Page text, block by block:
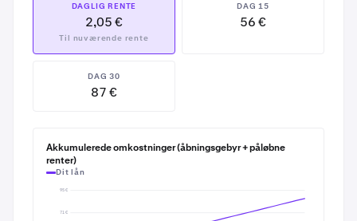
Tryk ind på detaljerne under
DAGLIG RENTE
2,05 €
Til nuværende rente
DAG 15
56 €
DAG 30
87 €
Akkumulerede omkostninger (åbningsgebyr + påløbne
renter)
Dit lån
71 €
95 €